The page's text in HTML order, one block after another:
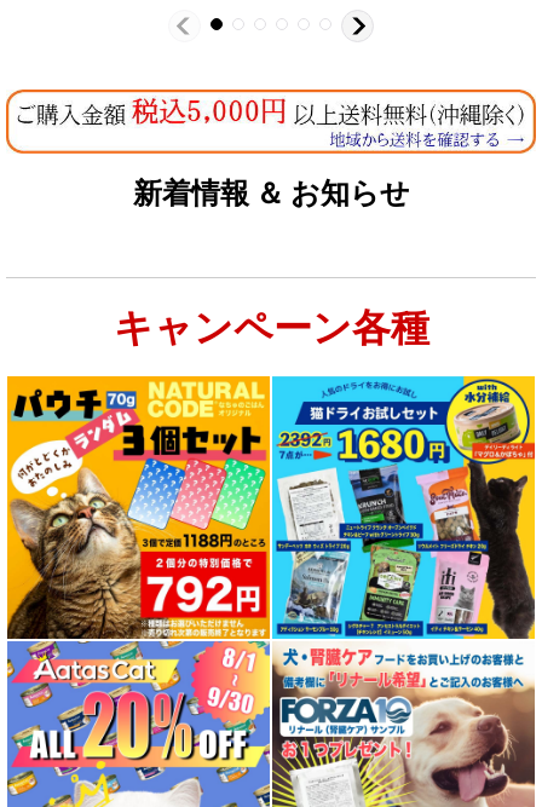
新着情報 ＆ お知らせ
キャンペーン各種